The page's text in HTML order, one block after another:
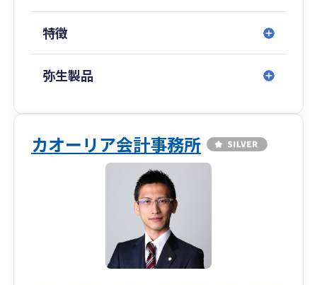
特徴
弥生製品
カオーリア会計事務所